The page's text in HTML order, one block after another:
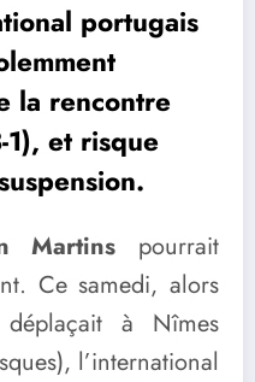
portugais
la rencontre
et risque
Martins pourrait
Ce samedi, alors
à Nîmes
l’international